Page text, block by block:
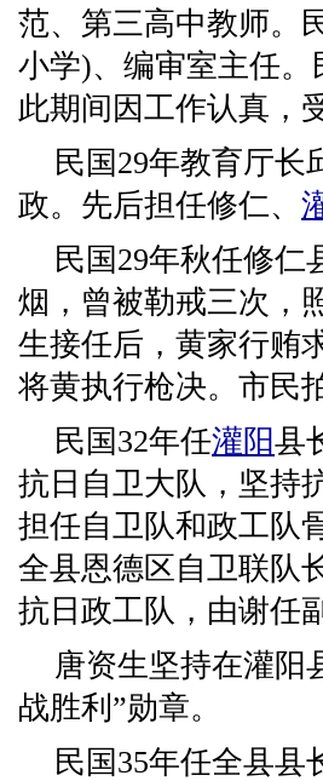
范、第三高中教师。
小学)、编审室主任。
此期间因工作认真，
民国29年教育厅
政。先后担任修仁、
民国29年秋任修
烟，曾被勒戒三次，
生接任后，黄家行贿
将黄执行枪决。市民
民国32年任灌阳县
抗日自卫大队，坚持
担任自卫队和政工队
全县恩德区自卫联队
抗日政工队，由谢任
唐资生坚持在灌阳
战胜利”勋章。
民国35年任全县